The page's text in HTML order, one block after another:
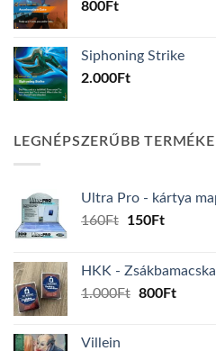
800Ft
Siphoning Strike
2.000Ft
LEGNÉPSZERŰBB
Ultra Pro - kártya
160Ft
Original
160Ft.
150FtCurrent
150Ft.
HKK - Zsákbamacska
1.000Ft Original
800Ft
Villein